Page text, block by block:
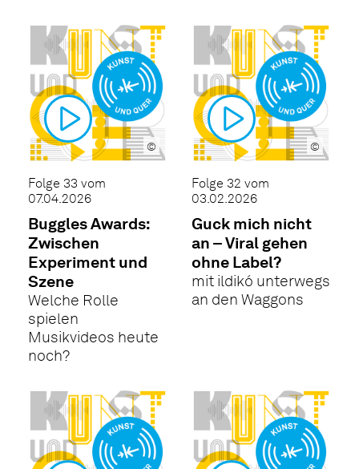
©
Folge 33 vom
07.04.2026
Buggles Awards:
Zwischen
Experiment und
Szene
Welche Rolle
spielen
Musikvideos heute
noch?
©
Folge 32 vom
03.02.2026
Guck mich nicht
an – Viral gehen
ohne Label?
mit ildikó unterwegs
an den Waggons